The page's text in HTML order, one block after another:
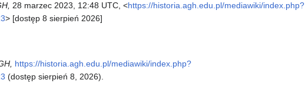
28 marzec 2023, 12:48 UTC, <https://historia.agh.edu.pl/mediawiki/index.php?
> [dostęp 8 sierpień 2026]
https://historia.agh.edu.pl/mediawiki/index.php?
(dostęp sierpień 8, 2026).